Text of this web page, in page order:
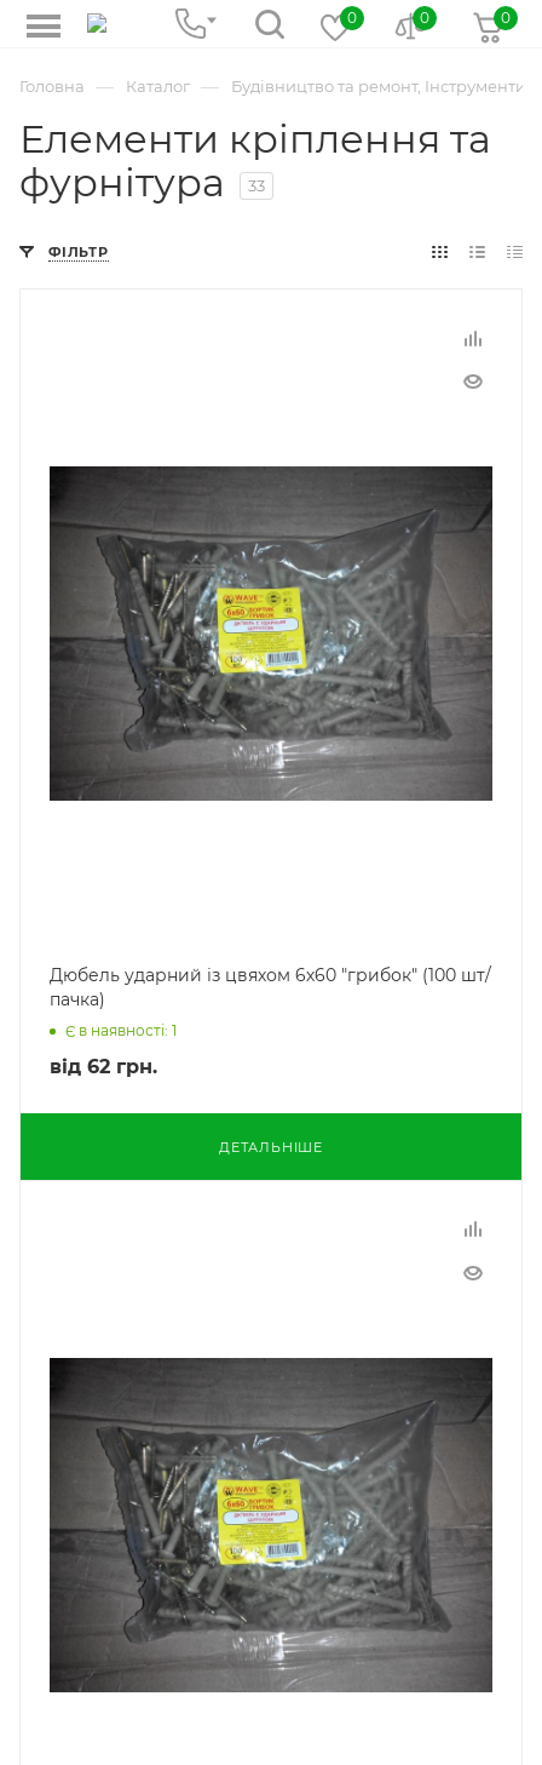
0
0 0
Головна — Каталог — Будівництво та ремонт, Інструменти
Елементи кріплення та
фурнітура
33
ФІЛЬТР
Дюбель ударний із цвяхом 6х60 "грибок" (100 шт/
пачка)
Є в наявності: 1
від 62 грн.
ДЕТАЛЬНІШЕ